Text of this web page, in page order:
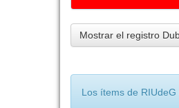
Mostrar el registro
Los ítems de